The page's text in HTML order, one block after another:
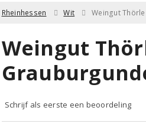
Rheinhessen Wit Weingut
Weingut
Schrijf als eerste een beoordeling